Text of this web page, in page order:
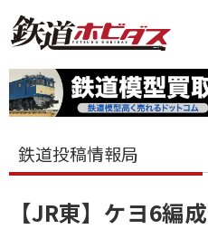
鉄道投稿情報局
【JR東】ケヨ6編